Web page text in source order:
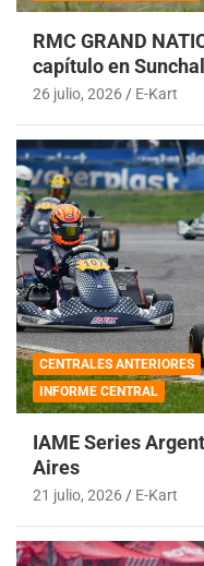
RMC GRAND
capítulo en
26 julio, 2026 E-Kart
CENTRALES ANTERIORES
INFORME CENTRAL
IAME Series
Aires
21 julio, 2026 E-Kart